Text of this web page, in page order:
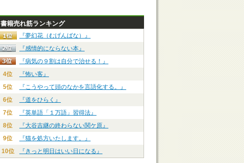
書籍売れ筋ランキング
『夢幻花（むげんばな）』
『感情的にならない本』
『病気の９割は自分で治せる！』
4位
『怖い客』
5位
『こうやって頭のなかを言語化する。』
6位
『道をひらく』
7位
『英単語「１万語」習得法』
8位
『大谷吉継の終わらない関ケ原』
9位
『猫を処方いたします。』
10位
『きっと明日はいい日になる』